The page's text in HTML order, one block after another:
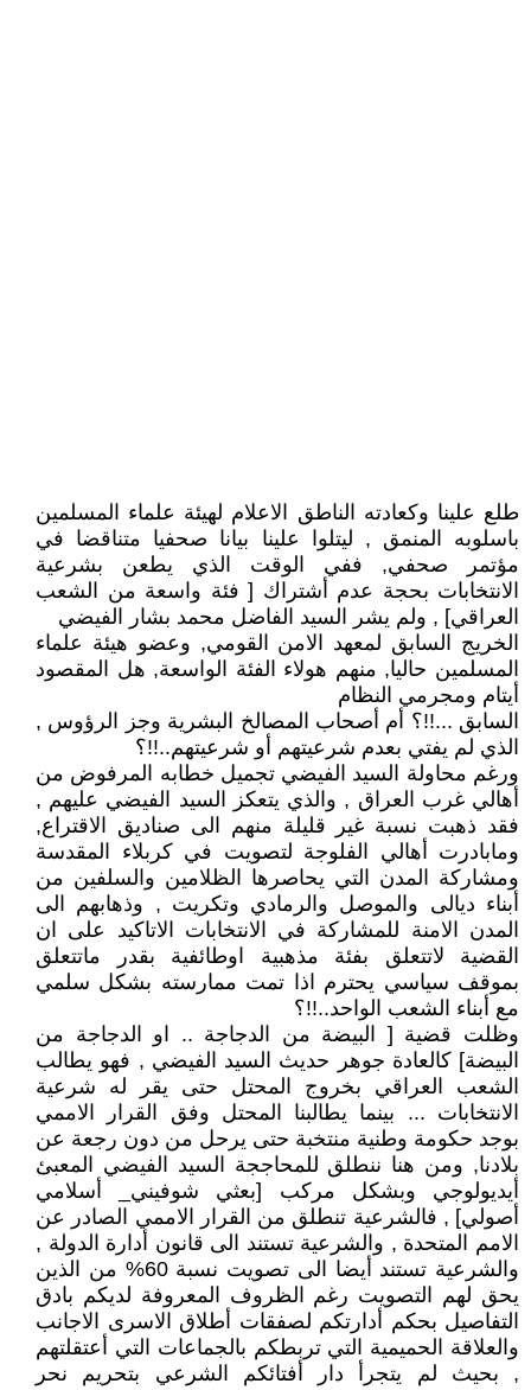
طلع علينا وكعادته الناطق الاعلام لهيئة علماء المسلمين
باسلوبه المنمق , ليتلوا علينا بيانا صحفيا متناقضا في
مؤتمر صحفي, ففي الوقت الذي يطعن بشرعية
الانتخابات بحجة عدم أشتراك [ فئة واسعة من الشعب
العراقي] , ولم يشر السيد الفاضل محمد بشار الفيضي
الخريج السابق لمعهد الامن القومي, وعضو هيئة علماء
المسلمين حاليا, منهم هولاء الفئة الواسعة, هل المقصود
أيتام ومجرمي النظام
السابق ...!!؟ أم أصحاب المصالخ البشرية وجز الرؤوس ,
الذي لم يفتي بعدم شرعيتهم أو شرعيتهم..!!؟
ورغم محاولة السيد الفيضي تجميل خطابه المرفوض من
أهالي غرب العراق , والذي يتعكز السيد الفيضي عليهم ,
فقد ذهبت نسبة غير قليلة منهم الى صناديق الاقتراع,
ومابادرت أهالي الفلوجة لتصويت في كربلاء المقدسة
ومشاركة المدن التي يحاصرها الظلامين والسلفين من
أبناء ديالى والموصل والرمادي وتكريت , وذهابهم الى
المدن الامنة للمشاركة في الانتخابات الاتاكيد على ان
القضية لاتتعلق بفئة مذهبية اوطائفية بقدر ماتتعلق
بموقف سياسي يحترم اذا تمت ممارسته بشكل سلمي
مع أبناء الشعب الواحد..!!؟
وظلت قضية [ البيضة من الدجاجة .. او الدجاجة من
البيضة] كالعادة جوهر حديث السيد الفيضي , فهو يطالب
الشعب العراقي بخروج المحتل حتى يقر له شرعية
الانتخابات ... بينما يطالبنا المحتل وفق القرار الاممي
بوجد حكومة وطنية منتخبة حتى يرحل من دون رجعة عن
بلادنا, ومن هنا ننطلق للمحاججة السيد الفيضي المعبئ
أيديولوجي وبشكل مركب [بعثي شوفيني_ أسلامي
أصولي] , فالشرعية تنطلق من القرار الاممي الصادر عن
الامم المتحدة , والشرعية تستند الى قانون أدارة الدولة ,
والشرعية تستند أيضا الى تصويت نسبة 60% من الذين
يحق لهم التصويت رغم الظروف المعروفة لديكم بادق
التفاصيل بحكم أدارتكم لصفقات أطلاق الاسرى الاجانب
والعلاقة الحميمية التي تربطكم بالجماعات التي أعتقلتهم
, بحيث لم يتجرأ دار أفتائكم الشرعي بتحريم نحر